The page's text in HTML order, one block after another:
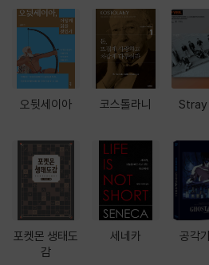
오뒷세이아
포켓몬 생태도
감
코스톨라니
세네카 공각